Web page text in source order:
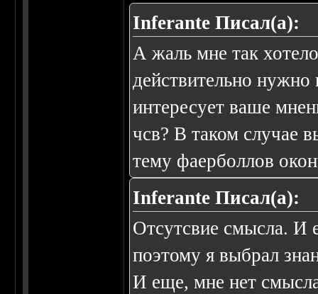
Inferante Писал(а):
А жаль мне так
действительно нужно
интересует ваше
чсв? В таком случае
тему фаерболлов
Inferante Писал(а):
Отсутсвие смысла. И
поэтому я выбрал
И еще, мне нет